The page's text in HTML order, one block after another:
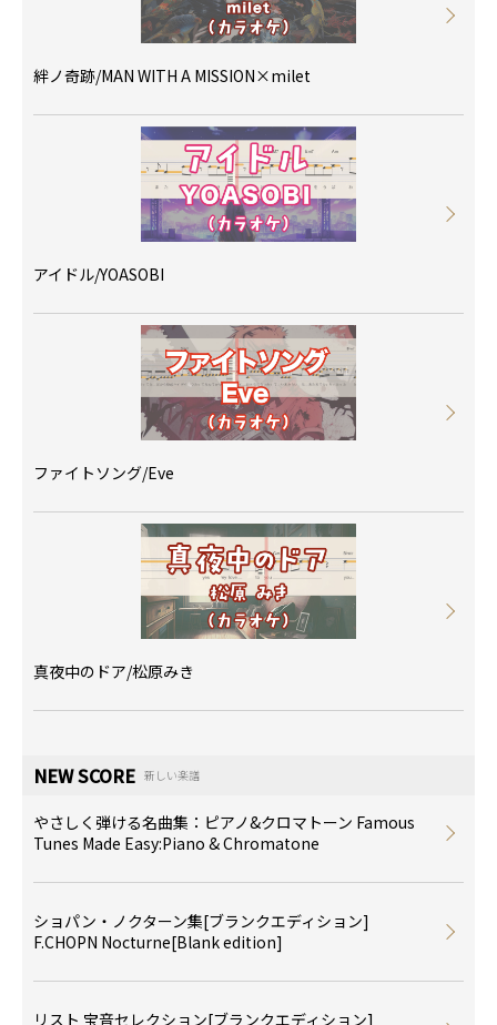
絆ノ奇跡/MAN WITH A MISSION×milet
アイドル/YOASOBI
ファイトソング/Eve
真夜中のドア/松原みき
NEW SCORE 新しい楽譜
やさしく弾ける名曲集：ピアノ&クロマトーン Famous
Tunes Made Easy:Piano & Chromatone
ショパン・ノクターン集[ブランクエディション]
F.CHOPN Nocturne[Blank edition]
リスト 宝音セレクション[ブランクエディション]